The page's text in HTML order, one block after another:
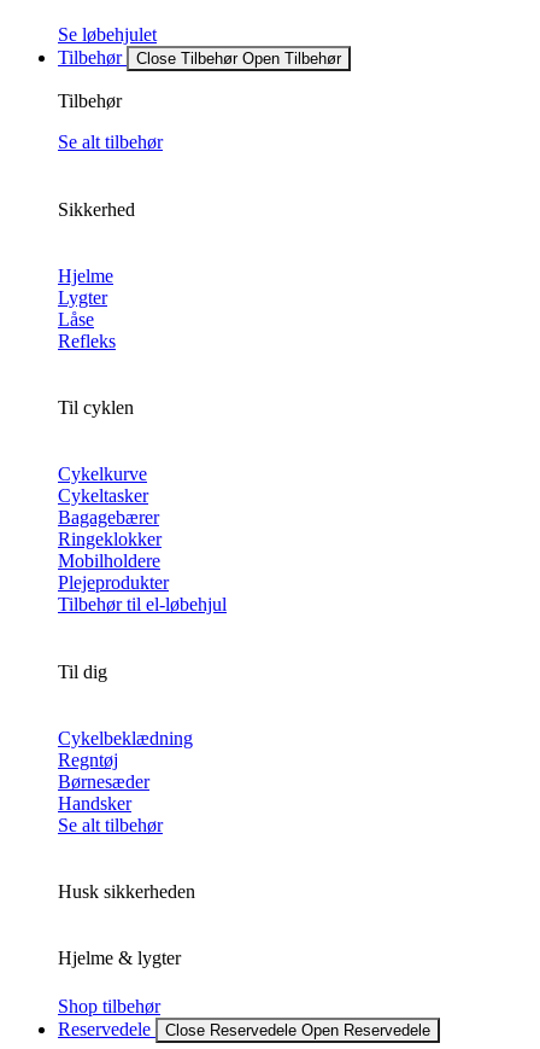
Se løbehjulet
Tilbehør
Close Tilbehør Open Tilbehør
Tilbehør
Se alt tilbehør
Sikkerhed
Hjelme
Lygter
Låse
Refleks
Til cyklen
Cykelkurve
Cykeltasker
Bagagebærer
Ringeklokker
Mobilholdere
Plejeprodukter
Tilbehør til el-løbehjul
Til dig
Cykelbeklædning
Regntøj
Børnesæder
Handsker
Se alt tilbehør
Husk sikkerheden
Hjelme & lygter
Shop tilbehør
Reservedele
Close Reservedele Open Reservedele